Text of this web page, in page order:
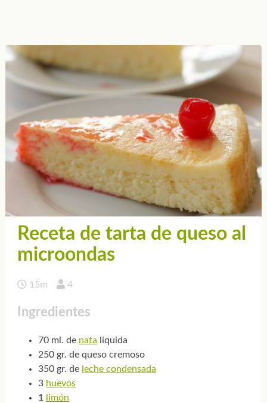
Receta de tarta de queso al
microondas
15m 4
Ingredientes
70 ml. de nata líquida
250 gr. de queso cremoso
350 gr. de leche condensada
3 huevos
1
limón